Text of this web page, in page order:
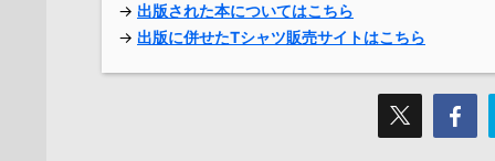
→ 出版された本についてはこちら
→ 出版に併せたTシャツ販売サイトはこちら